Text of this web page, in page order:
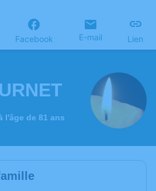
Facebook E-mail Lien
l'âge de 81 ans